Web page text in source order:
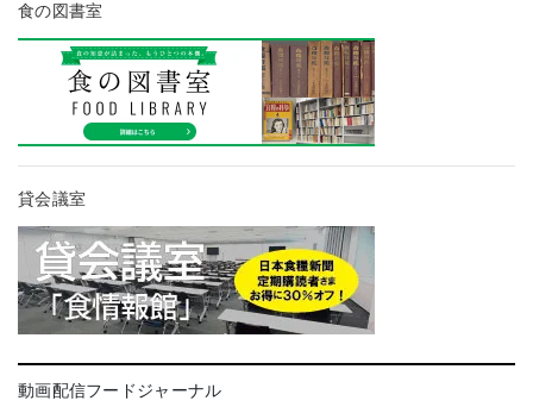
食の図書室
貸会議室
動画配信フードジャーナル